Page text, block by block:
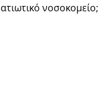
νοσοκομείο;